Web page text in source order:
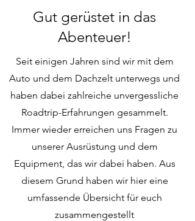
Gut gerüstet in das
Abenteuer!
Seit einigen Jahren sind wir mit dem
Auto und dem Dachzelt unterwegs und
haben dabei zahlreiche unvergessliche
Roadtrip-Erfahrungen gesammelt.
Immer wieder erreichen uns Fragen zu
unserer Ausrüstung und dem
Equipment, das wir dabei haben. Aus
diesem Grund haben wir hier eine
umfassende Übersicht für euch
zusammengestellt